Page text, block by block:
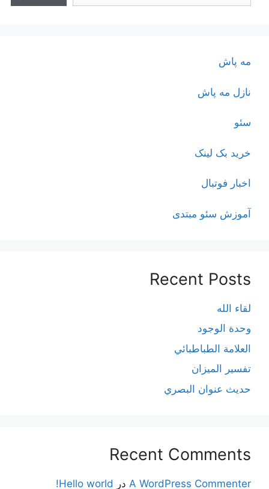
مه پاش
نازل مه پاش
سئو
خرید بک لینک
اخبار فوتبال
آموزش سئو مبتدی
Recent Posts
لقاء الله
وحدة الوجود
العلامة الطباطبائي
تفسير الميزان
حديث عنوان البصري
Recent Comments
A WordPress Commenter در Hello world!